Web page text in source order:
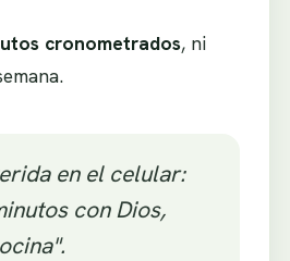
cronometrados, ni
en el celular:
con Dios,